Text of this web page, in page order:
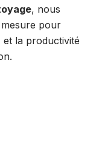
, nous
pour
et la productivité